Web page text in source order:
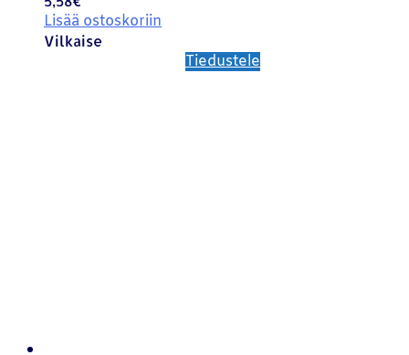
Lisää ostoskoriin
Vilkaise
Tiedustele